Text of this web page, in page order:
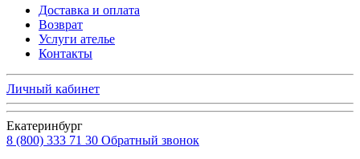
Доставка и оплата
Возврат
Услуги ателье
Контакты
Личный кабинет
Екатеринбург
8 (800) 333 71 30 Обратный звонок